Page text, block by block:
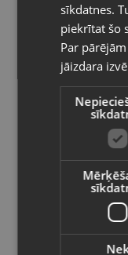
140.00€
/mēn.
Microsoft
izvēlēto
Vietnes
valodā
Valsts
sīkdatnes.
piekrītat šo
Par
jāizdara